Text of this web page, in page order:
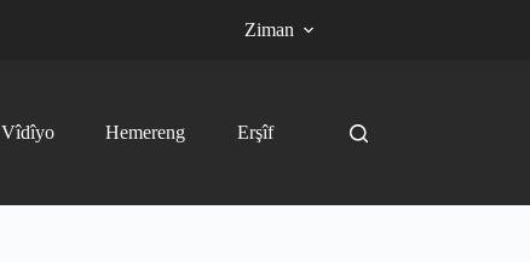
Ziman
Vîdîyo Hemereng Erşîf